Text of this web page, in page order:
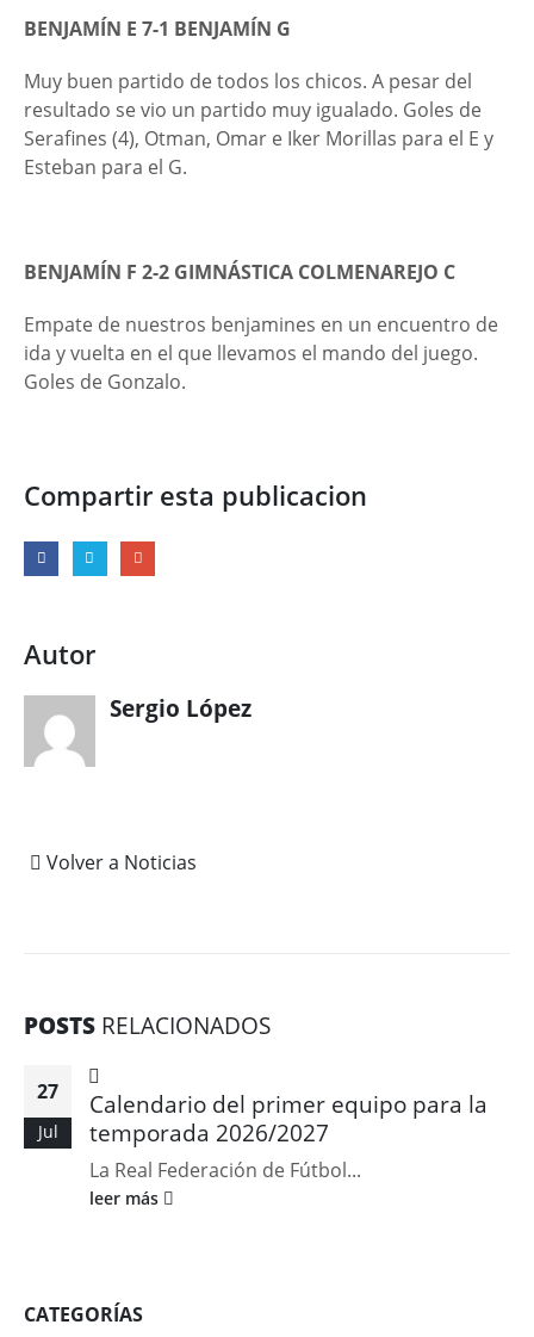
BENJAMÍN E 7-1 BENJAMÍN G
Muy buen partido de todos los chicos. A pesar del
resultado se vio un partido muy igualado. Goles de
Serafines (4), Otman, Omar e Iker Morillas para el E y
Esteban para el G.
BENJAMÍN F 2-2 GIMNÁSTICA COLMENAREJO C
Empate de nuestros benjamines en un encuentro de
ida y vuelta en el que llevamos el mando del juego.
Goles de Gonzalo.
Compartir esta publicacion
Autor
Sergio López
Volver a Noticias
POSTS RELACIONADOS
27
Jul
Calendario del primer equipo para la
temporada 2026/2027
La Real Federación de Fútbol...
leer más
CATEGORÍAS